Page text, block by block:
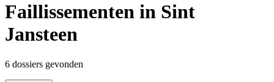
Faillissementen in Sint
Jansteen
6 dossiers gevonden